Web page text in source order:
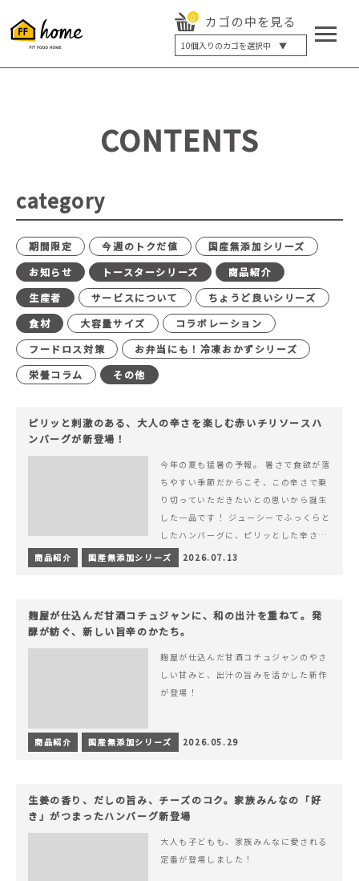
0 カゴの中を見る
10個入りのカゴを選択中 ▼
5個入り
20個入り
最大12%OFF
CONTENTS
category
期間限定 今週のトクだ値
国産無添加シリーズ
お知らせ
トースターシリーズ
商品紹介
生産者
サービスについて
ちょうど良いシリーズ
食材
大容量サイズ
コラボレーション
フードロス対策
お弁当にも！冷凍おかずシリーズ
栄養コラム
その他
ピリッと刺激のある、大人の辛さを楽しむ赤いチリソースハ
ンバーグが新登場！
今年の夏も猛暑の予報。 暑さで食欲が落
ちやすい季節だからこそ、この辛さで乗
り切っていただきたいとの思いから誕生
した一品です！ ジューシーでふっくらと
したハンバーグに、ピリッとした辛さと
コク深い旨みが楽しめる特製チリソース
&hellip; 続きを読む ピリッと刺激のあ
商品紹介 国産無添加シリーズ 2026.07.13
麹屋が仕込んだ甘酒コチュジャンに、和の出汁を重ねて。発
酵が紡ぐ、新しい旨辛のかたち。
麹屋が仕込んだ甘酒コチュジャンのやさ
しい甘みと、出汁の旨みを活かした新作
が登場！
商品紹介 国産無添加シリーズ 2026.05.29
生姜の香り、だしの旨み、チーズのコク。家族みんなの「好
き」がつまったハンバーグ新登場
大人も子どもも、家族みんなに愛される
定番が登場しました！